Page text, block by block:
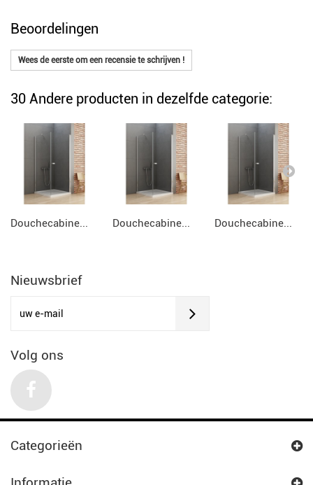
Beoordelingen
Wees de eerste om een recensie te schrijven !
30 Andere producten in dezelfde categorie:
Douchecabine... Douchecabine... Douchecabine...
Nieuwsbrief
Volg ons
Categorieën